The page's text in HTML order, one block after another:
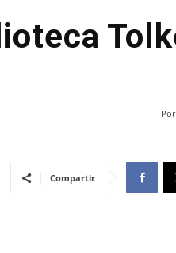
Por
Compartir